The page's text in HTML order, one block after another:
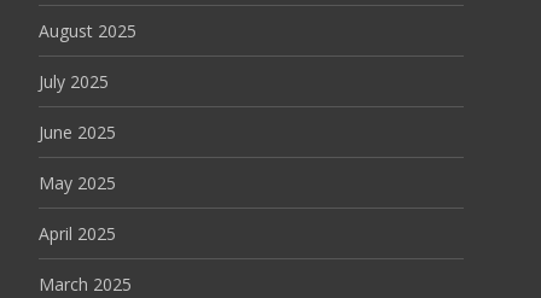
August 2025
July 2025
June 2025
May 2025
April 2025
March 2025